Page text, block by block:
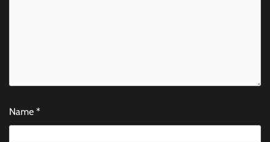
Name *